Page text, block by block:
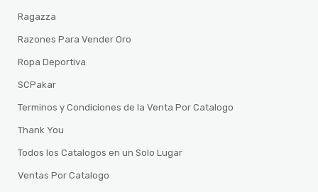
Ragazza
Razones Para Vender Oro
Ropa Deportiva
SCPakar
Terminos y Condiciones de la Venta Por Catalogo
Thank You
Todos los Catalogos en un Solo Lugar
Ventas Por Catalogo